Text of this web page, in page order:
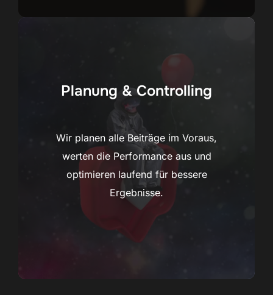
Planung & Controlling
Wir planen alle Beiträge im Voraus,
werten die Performance aus und
optimieren laufend für bessere
Ergebnisse.